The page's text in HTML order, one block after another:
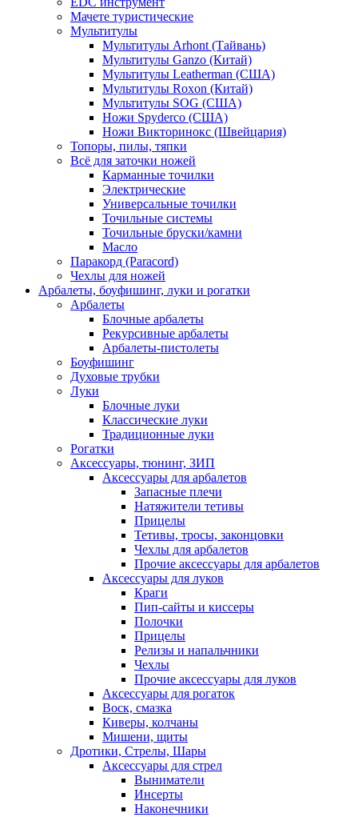
Мачете туристические
Мультитулы
Мультитулы Arhont (Тайвань)
Мультитулы Ganzo (Китай)
Мультитулы Leatherman (США)
Мультитулы Roxon (Китай)
Мультитулы SOG (США)
Ножи Spyderco (США)
Ножи Викторинокс (Швейцария)
Топоры, пилы, тяпки
Всё для заточки ножей
Карманные точилки
Электрические
Универсальные точилки
Точильные системы
Точильные бруски/камни
Масло
Паракорд (Paracord)
Чехлы для ножей
Арбалеты, боуфишинг, луки и рогатки
Арбалеты
Блочные арбалеты
Рекурсивные арбалеты
Арбалеты-пистолеты
Боуфишинг
Духовые трубки
Луки
Блочные луки
Классические луки
Традиционные луки
Рогатки
Аксессуары, тюнинг, ЗИП
Аксессуары для арбалетов
Запасные плечи
Натяжители тетивы
Прицелы
Тетивы, тросы, законцовки
Чехлы для арбалетов
Прочие аксессуары для арбалетов
Аксессуары для луков
Краги
Пип-сайты и киссеры
Полочки
Прицелы
Релизы и напальчники
Чехлы
Прочие аксессуары для луков
Аксессуары для рогаток
Воск, смазка
Киверы, колчаны
Мишени, щиты
Дротики, Стрелы, Шары
Аксессуары для стрел
Выниматели
Инсерты
Наконечники